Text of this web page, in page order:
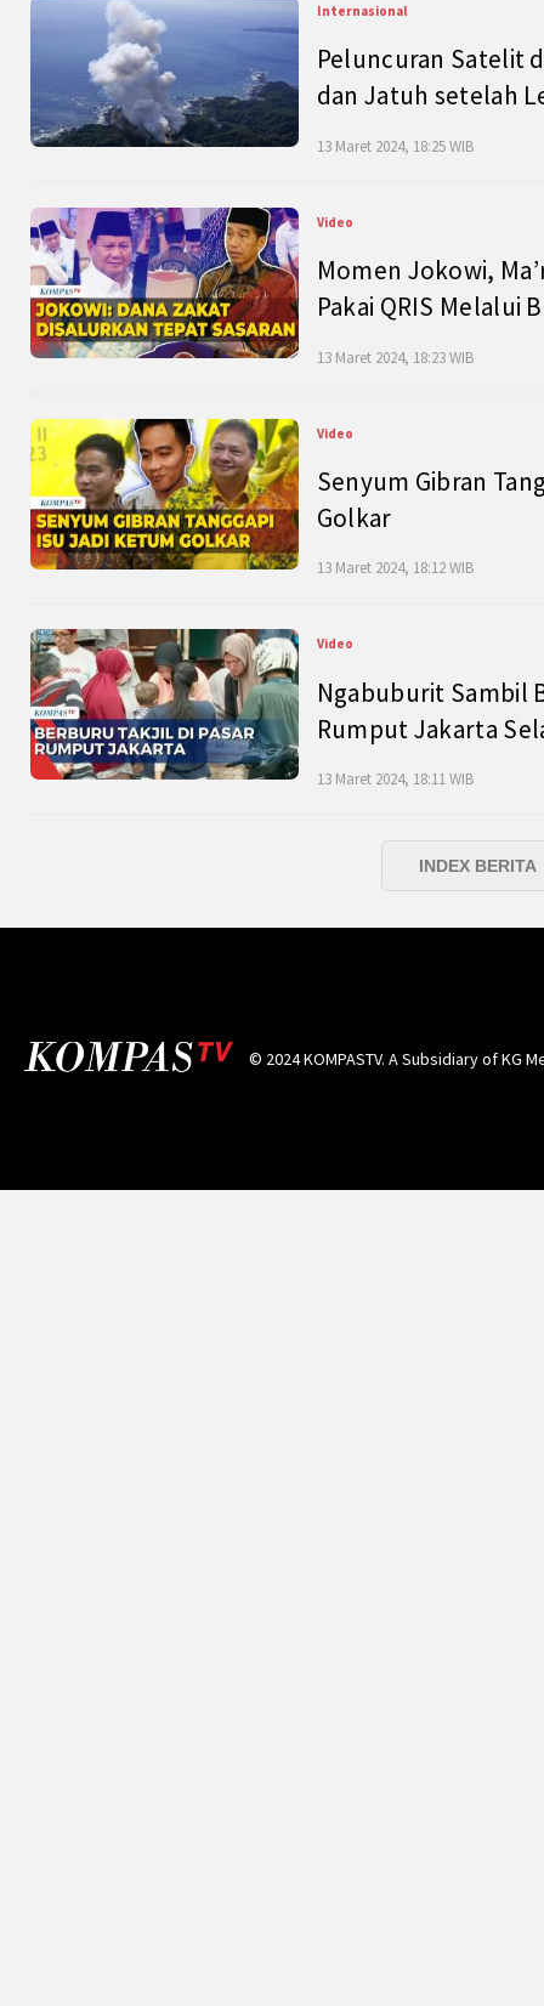
Internasional
Peluncuran Satelit
dan Jatuh setelah
13 Maret 2024, 18:25 WIB
Video
Momen Jokowi,
Pakai QRIS Melalui
13 Maret 2024, 18:23 WIB
Video
Senyum Gibran
Golkar
13 Maret 2024, 18:12 WIB
Video
Ngabuburit Sambil
Rumput Jakarta
13 Maret 2024, 18:11 WIB
INDEX BERITA
© 2024 KOMPASTV. A Subsidiary ofKG